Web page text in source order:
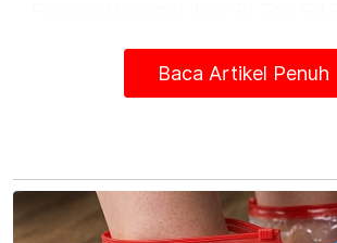
dengan Menteri Besar
Seri Dr Ahmad Samsuri Mokhtar
Baca Artikel Penuh